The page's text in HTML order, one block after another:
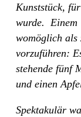
Kunststück,
wurde.
Einem
womöglich als
vorzuführen:
stehende fünf
und einen
Spektakulär